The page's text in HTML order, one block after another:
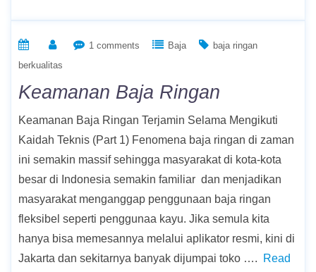
1 comments Baja
baja ringan
berkualitas
Keamanan Baja Ringan
Keamanan Baja Ringan Terjamin Selama Mengikuti
Kaidah Teknis (Part 1) Fenomena baja ringan di zaman
ini semakin massif sehingga masyarakat di kota-kota
besar di Indonesia semakin familiar dan menjadikan
masyarakat menganggap penggunaan baja ringan
fleksibel seperti penggunaa kayu. Jika semula kita
hanya bisa memesannya melalui aplikator resmi, kini di
Jakarta dan sekitarnya banyak dijumpai toko ….
Read